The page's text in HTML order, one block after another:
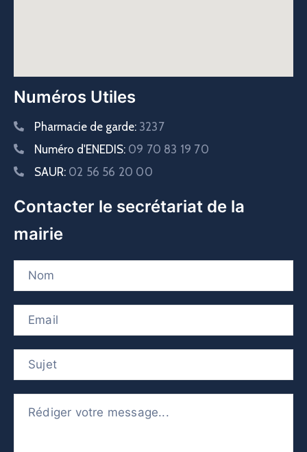
Numéros Utiles
Pharmacie de garde: 3237
Numéro d'ENEDIS: 09 70 83 19 70
SAUR: 02 56 56 20 00
Contacter le secrétariat de la
mairie